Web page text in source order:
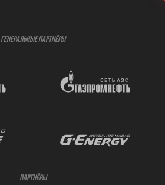
ГЕНЕРАЛЬНЫЕ ПАРТНЁРЫ
ПАРТНЁРЫ